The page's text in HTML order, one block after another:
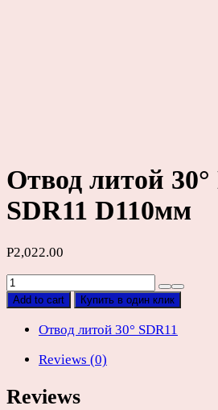
Отвод литой
SDR11 D110мм
Р2,022.00
Отвод
литой
ПНД
D110мм
Add to cart Купить в один клик
Отвод литой 30° SDR11
Reviews (0)
Reviews